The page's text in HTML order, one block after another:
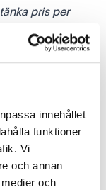
innehållet
funktioner
Vi
och annan
och
pris per
till ägande
tycks bli
kunna tänka sig
inget problem
olika